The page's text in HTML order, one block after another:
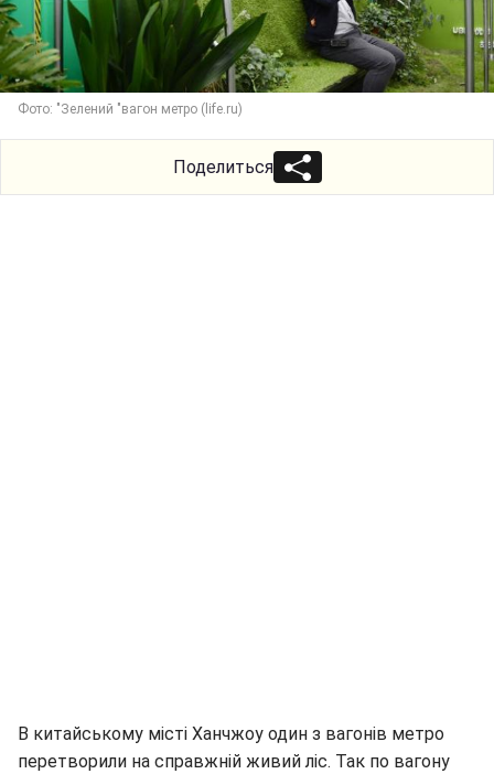
Фото: "Зелений "вагон метро (life.ru)
Поделиться
В китайському місті Ханчжоу один з вагонів метро
перетворили на справжній живий ліс. Так по вагону